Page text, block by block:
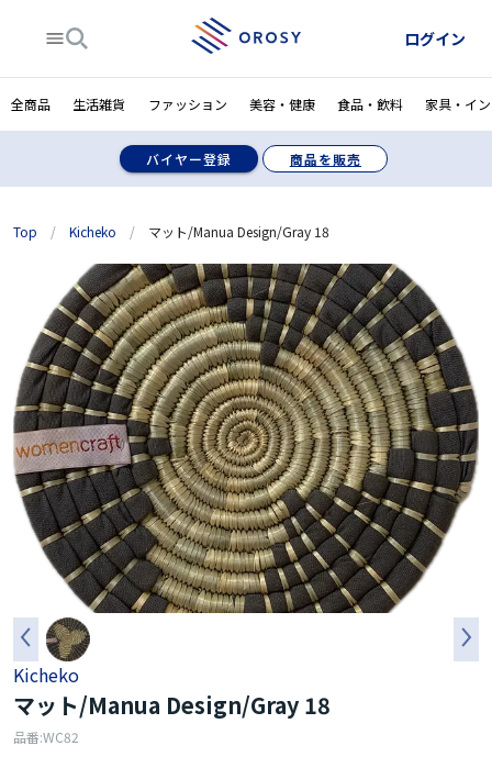
ログイン
全商品 生活雑貨 ファッション 美容・健康 食品・飲料 家具・イ
バイヤー登録 商品を販売
Top / Kicheko / マット/Manua Design/Gray 18
Kicheko
マット/Manua Design/Gray 18
品番:WC82